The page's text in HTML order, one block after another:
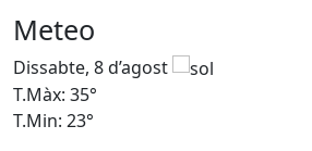
Meteo
Dissabte, 8 d’agost
T.Màx: 35°
T.Min: 23°